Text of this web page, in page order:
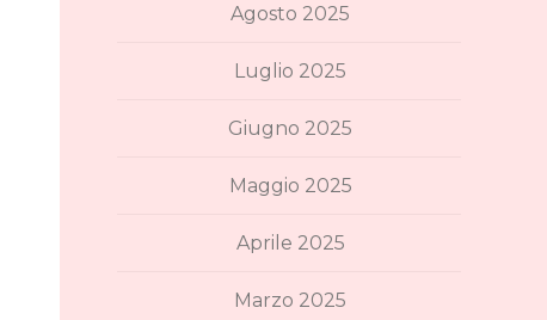
Agosto 2025
Luglio 2025
Giugno 2025
Maggio 2025
Aprile 2025
Marzo 2025